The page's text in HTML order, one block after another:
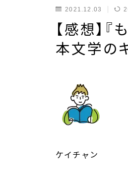
2021.12.03
【感想】
本文学の
ケイチャン